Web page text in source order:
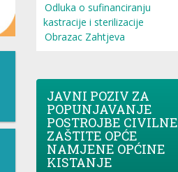
Odluka o sufinanciranju
kastracije i sterilizacije
Obrazac Zahtjeva
JAVNI POZIV ZA
POPUNJAVANJE
POSTROJBE CIVILNE
ZAŠTITE OPĆE
NAMJENE OPĆINE
KISTANJE